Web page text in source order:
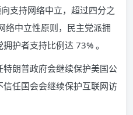
支持网络中立，超过四分之
络中立性原则，民主党派拥
护者支持比例达 73% 。
朗普政府会继续保护美国公
任国会会继续保护互联网访